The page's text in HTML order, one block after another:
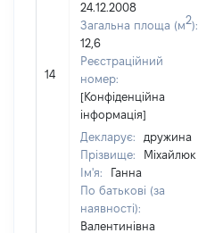
14
24.12.2008
Загальна площа (м2):
12,6
Реєстраційний
номер:
[Конфіденційна
інформація]
Декларує:
дружина
Прізвище:
Міхайлюк
Ім'я:
Ганна
По батькові (за
наявності):
Валентинівна